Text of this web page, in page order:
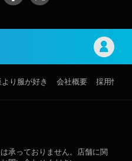
り服が好き 会社概要 採用情報
承っておりません。店舗に関